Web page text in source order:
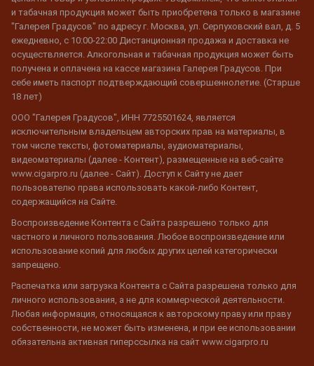
и табачная продукция может быть приобретена только в магазине
"Галерея Градусов" по адресу г. Москва, ул. Серпуховский вал, д. 5
ежедневно, с 10:00-22:00 Дистанционная продажа и доставка не
осуществляется. Алкогольная и табачная продукция может быть
получена и оплачена на кассе магазина Галерея Градусов. При
себе иметь паспорт подтверждающий совершеннолетие. (Старше
18 лет)
ООО "Галерея Градусов", ИНН 7725501624, является
исключительным владельцем авторских прав на материалы, в
том числе тексты, фотоматериалы, аудиоматериалы,
видеоматериалы (далее - Контент), размещенные на веб-сайте
www.cigarpro.ru (далее - Сайт). Доступ к Сайту не дает
пользователю права использовать какой-либо Контент,
содержащийся на Сайте.
Воспроизведение Контента с Сайта разрешено только для
частного и личного пользования. Любое воспроизведение или
использование копий для любых других целей категорически
запрещено.
Распечатка или загрузка Контента с Сайта разрешена только для
личного использования, а не для коммерческой деятельности.
Любая информация, относящаяся к авторскому праву или праву
собственности, не может быть изменена, и при ее использовании
обязательна активная гиперссылка на сайт www.cigarpro.ru